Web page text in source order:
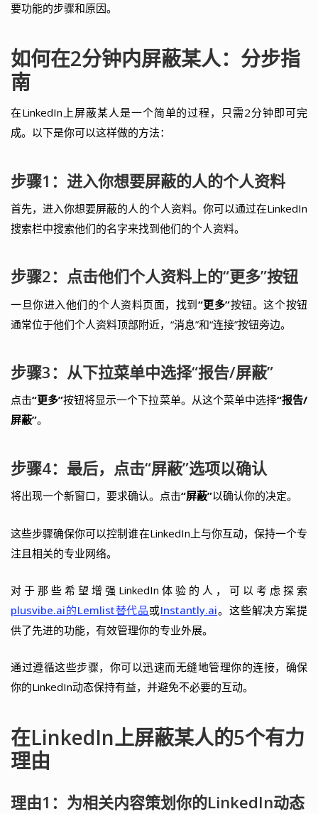
要功能的步骤和原因。
如何在2分钟内屏蔽某人：分步指
南
在LinkedIn上屏蔽某人是一个简单的过程，只需2分钟即可完
成。以下是你可以这样做的方法：
步骤1：进入你想要屏蔽的人的个人资料
首先，进入你想要屏蔽的人的个人资料。你可以通过在LinkedIn
搜索栏中搜索他们的名字来找到他们的个人资料。
步骤2：点击他们个人资料上的“更多”按钮
一旦你进入他们的个人资料页面，找到“更多”按钮。这个按钮
通常位于他们个人资料顶部附近，“消息”和“连接”按钮旁边。
步骤3：从下拉菜单中选择“报告/屏蔽”
点击“更多”按钮将显示一个下拉菜单。从这个菜单中选择“报告/
屏蔽”。
步骤4：最后，点击“屏蔽”选项以确认
将出现一个新窗口，要求确认。点击“屏蔽”以确认你的决定。
这些步骤确保你可以控制谁在LinkedIn上与你互动，保持一个专
注且相关的专业网络。
对于那些希望增强LinkedIn体验的人，可以考虑探索
plusvibe.ai的Lemlist替代品或Instantly.ai。这些解决方案提
供了先进的功能，有效管理你的专业外展。
通过遵循这些步骤，你可以迅速而无缝地管理你的连接，确保
你的LinkedIn动态保持有益，并避免不必要的互动。
在LinkedIn上屏蔽某人的5个有力
理由
理由1：为相关内容策划你的LinkedIn动态